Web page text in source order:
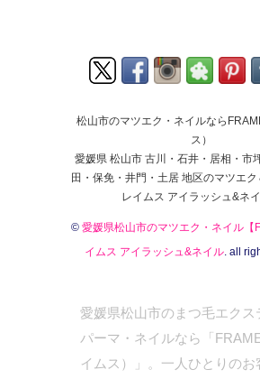
松山市のマツエク・ネイルなら
ス）
愛媛県 松山市 古川・石井・居相・市
田・保免・井門・土居 地区のマツエ
レイムス アイラッシュ&ネイ
© 愛媛県松山市のマツエク・ネイル【
イムス アイラッシュ&ネイル. all
愛媛県松山市のまつ毛エクス
パーマ・ネイルなら「
イムス）」。一人ひとりのお